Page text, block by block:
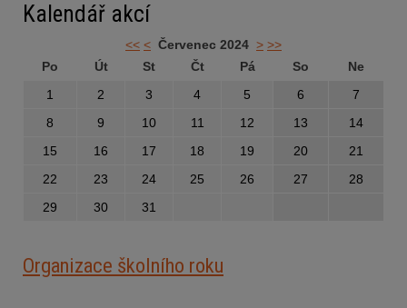
Kalendář akcí
<< < Červenec 2024 > >>
Po
Út St Čt Pá So
Ne
1
2 3 4 5 6
7
8
9 10 11 12 13
14
15
16 17 18 19 20
21
22
23 24 25 26 27
28
29
30 31
Organizace školního roku